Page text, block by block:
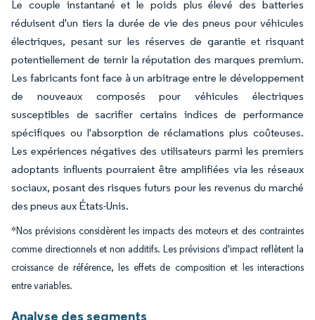
Le couple instantané et le poids plus élevé des batteries
réduisent d'un tiers la durée de vie des pneus pour véhicules
électriques, pesant sur les réserves de garantie et risquant
potentiellement de ternir la réputation des marques premium.
Les fabricants font face à un arbitrage entre le développement
de nouveaux composés pour véhicules électriques
susceptibles de sacrifier certains indices de performance
spécifiques ou l'absorption de réclamations plus coûteuses.
Les expériences négatives des utilisateurs parmi les premiers
adoptants influents pourraient être amplifiées via les réseaux
sociaux, posant des risques futurs pour les revenus du marché
des pneus aux États-Unis.
*Nos prévisions considèrent les impacts des moteurs et des contraintes
comme directionnels et non additifs. Les prévisions d'impact reflètent la
croissance de référence, les effets de composition et les interactions
entre variables.
Analyse des segments